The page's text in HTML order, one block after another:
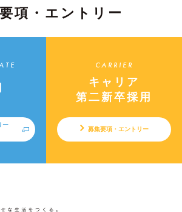
項・エントリー
ー
CARRIER
キャリア
第二新卒採用
募集要項・エントリー